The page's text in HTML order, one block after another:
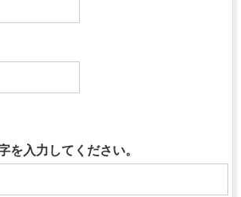
を入力してください。